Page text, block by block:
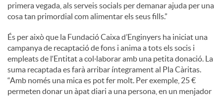
primera vegada, als serveis socials per demanar ajuda per una
cosa tan primordial com alimentar els seus fills.”
És per això que la Fundació Caixa d’Enginyers ha iniciat una
campanya de recaptació de fons i anima a tots els socis i
empleats de l‘Entitat a col·laborar amb una petita donació. La
suma recaptada es farà arribar íntegrament al Pla Càritas.
“Amb només una mica es pot fer molt. Per exemple, 25 €
permeten donar un àpat diari a una persona, en un menjador